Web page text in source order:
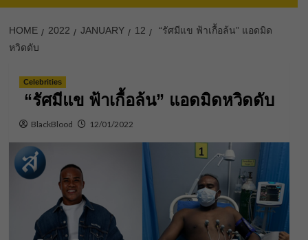
HOME 2022 JANUARY 12
“รัศมีแข ฟ้าเกื้อล้น” แอดมิด
หวิดดับ
Celebrities
“รัศมีแข ฟ้าเกื้อล้น” แอดมิดหวิดดับ
BlackBlood 12/01/2022